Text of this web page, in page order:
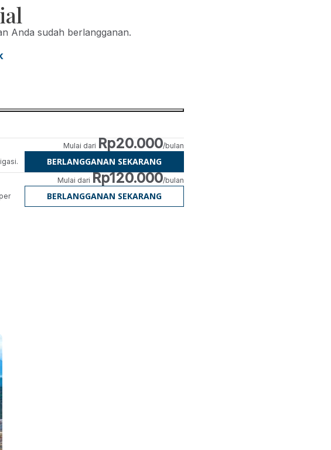
Anda sudah berlangganan.
Mulai dari Rp20.000/bulan
BERLANGGANAN SEKARANG
Mulai dari Rp120.000/bulan
BERLANGGANAN SEKARANG